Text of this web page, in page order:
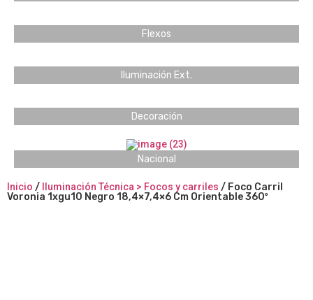
Flexos
Iluminación Ext.
Decoración
Nacional
Inicio / Iluminación Técnica > Focos y carriles / Foco Carril
Voronia 1xgu10 Negro 18,4×7,4×6 Cm Orientable 360º